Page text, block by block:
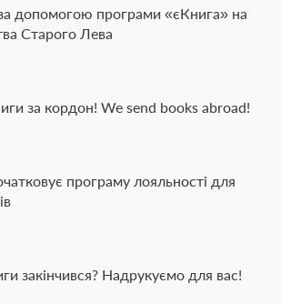
допомогою програми «єКнига» на
Старого Лева
за кордон! We send books abroad!
програму лояльності для
закінчився? Надрукуємо для вас!